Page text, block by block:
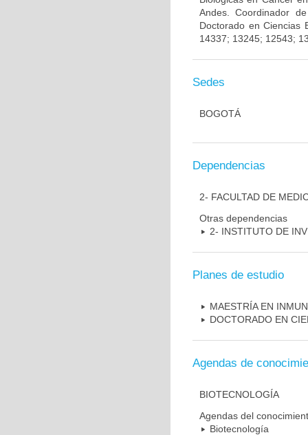
Andes. Coordinador
Doctorado en Ciencias
14337; 13245; 12543;
Sedes
BOGOTÁ
Dependencias
2- FACULTAD DE
Otras dependencias
2- INSTITUTO DE
Planes de estudio
MAESTRÍA EN
DOCTORADO EN
Agendas de
BIOTECNOLOGÍA
Agendas del
Biotecnología